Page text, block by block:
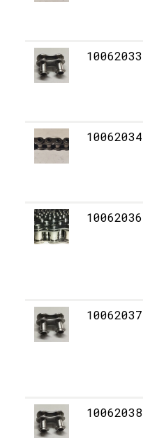
10062033
10062034
10062036
10062037
10062038